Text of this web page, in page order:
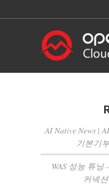
AI Native News |
기본기
WAS 성능 튜닝
커넥